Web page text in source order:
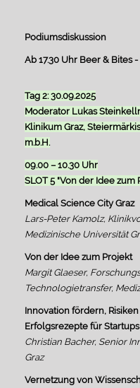
Podiumsdiskussion
Ab 17.30 Uhr Beer & Bites
Tag 2: 30.09.2025
Moderator Lukas
Klinikum Graz,
m.b.H.
09.00 – 10.30 Uhr
SLOT 5 "Von der Idee
Medical Science City Graz
Lars-Peter Kamolz,
Medizinische Universität
Von der Idee zum Projekt
Margit Glaeser,
Technologietransfer,
Innovation fördern,
Erfolgsrezepte für Startups
Christian Bacher, Senior
Graz
Vernetzung von